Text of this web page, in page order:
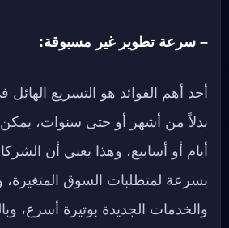
– سرعة تطوير غير مسبوقة:
أحد أهم الفوائد هو التسريع الهائل
بدلاً من أشهر أو حتى سنوات، يمكن
أيام أو أسابيع، وهذا يعني أن
بسرعة لمتطلبات السوق المتغيرة،
والخدمات الجديدة بوتيرة أسرع،